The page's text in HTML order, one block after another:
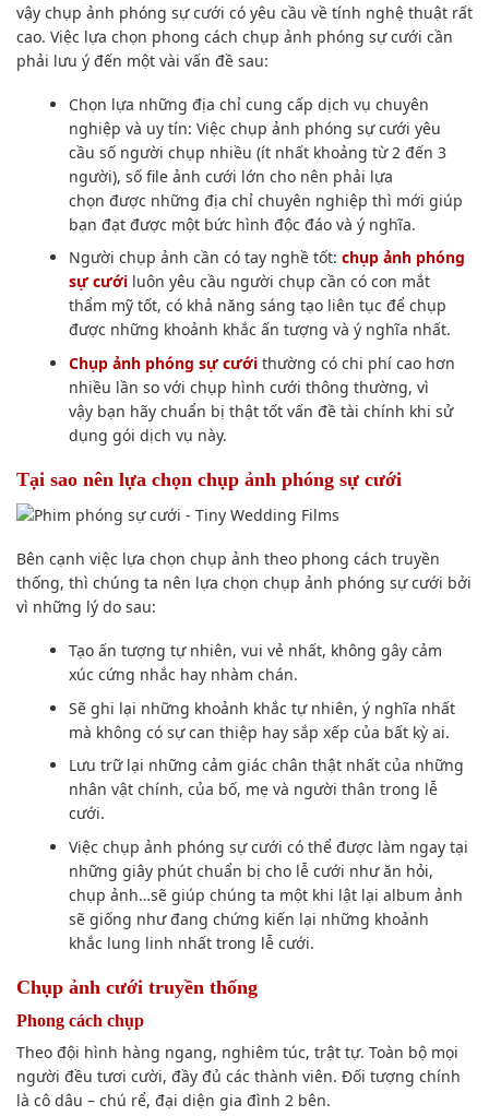
vậy chụp ảnh phóng sự cưới có yêu cầu về tính nghệ thuật rất
cao. Việc lựa chọn phong cách chụp ảnh phóng sự cưới cần
phải lưu ý đến một vài vấn đề sau:
Chọn lựa những địa chỉcung cấp dịch vụ chuyên
nghiệp và uy tín: Việcchụp ảnh phóng sự cướiyêu
cầu số người chụp nhiều (ít nhất khoảng từ 2 đến 3
người), sốfile ảnh cưới lớn cho nên phải lựa
chọn được những địa chỉ chuyên nghiệp thì mớigiúp
bạn đạt được một bức hình độc đáo và ý nghĩa.
Ngườichụp ảnh cần có tay nghề tốt:chụp ảnh phóng
sự cưới luônyêu cầu người chụpcần có con mắt
thẩm mỹ tốt,có khả năng sáng tạo liên tục để chụp
được những khoảnh khắc ấn tượng và ý nghĩa nhất.
Chụp ảnh phóng sự cưới thường cóchi phí cao hơn
nhiều lần so với chụp hình cướithông thường,vì
vậy bạn hãy chuẩn bị thật tốt vấnđề tài chính khisử
dụng gói dịch vụ này.
Tại sao nên lựa chọn chụp ảnh phóng sự cưới
Bên cạnh việc lựa chọn chụp ảnh theo phong cách truyền
thống, thì chúng ta nên lựa chọn chụp ảnh phóng sự cưới bởi
vì những lý do sau:
Tạo ấn tượng tự nhiên,vui vẻ nhất, không gâycảm
xúc cứng nhắc hay nhàm chán.
Sẽ ghi lại những khoảnh khắc tự nhiên, ý nghĩa nhất
mà khôngcó sự can thiệp haysắp xếp của bất kỳ ai.
Lưu trữlại nhữngcảm giác chân thật nhất của những
nhân vật chính, của bố, mẹ và người thân trong lễ
cưới.
Việcchụp ảnh phóng sự cướicó thể được làm ngay tại
những giây phút chuẩn bị cho lễ cưới như ăn hỏi,
chụp ảnh…sẽgiúp chúng ta một khi lật lại album ảnh
sẽgiống nhưđang chứng kiến lại những khoảnh
khắc lung linh nhất trong lễ cưới.
Chụp ảnh cưới truyền thống
Phong cách chụp
Theo đội hình hàng ngang, nghiêm túc, trật tự. Toàn bộ mọi
người đều tươi cười, đầy đủ các thành viên. Đối tượng chính
là cô dâu – chú rể, đại diện gia đình 2 bên.